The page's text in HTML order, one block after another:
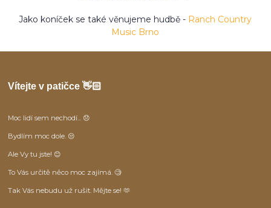
Jako koníček se také věnujeme hudbě - Ranch Country
Music Brno
Vítejte v patičce 👋🏻
Moc lidí sem nechodí... 😞
Bydlím moc dole. 😒
Ale Vy tu jste! 😊
To Vás určitě něco moc zajímá. 🧐
Tak Vás nebudu už rušit. Mějte se! 🫶